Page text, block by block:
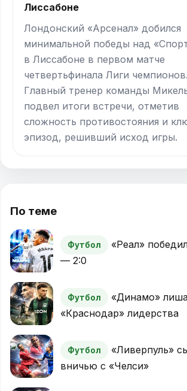
Лиссабоне
Лондонский «Арсенал» добился
минимальной победы над
в Лиссабоне в первом матче
четвертьфинала Лиги чемпионов.
Главный тренер команды
подвел итоги встречи, отметив
сложность противостояния и
эпизод, решивший исход игры.
По теме
Футбол
«Реал»
— 2:0
Футбол
«Динамо»
«Краснодар» лидерства
Футбол
«Ливерпуль»
вничью с «Челси»